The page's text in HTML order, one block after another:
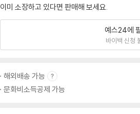
이미 소장하고 있다면 판매해 보세요.
예스24에
바이백 신청
해외배송 가능
문화비소득공제 가능